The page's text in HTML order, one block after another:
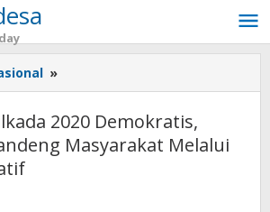
»
Pilkada
Demokratis,
Perludem
2020 Demokratis,
Masyarakat Melalui